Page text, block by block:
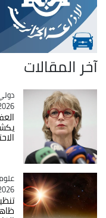
آخر المقالات
دولي
- 20:50
علوم
- 19:01